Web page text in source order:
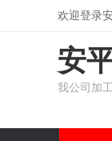
欢迎登录
安
我公司加